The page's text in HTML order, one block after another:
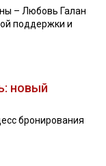
– Любовь Галан
поддержки и
новый
бронирования